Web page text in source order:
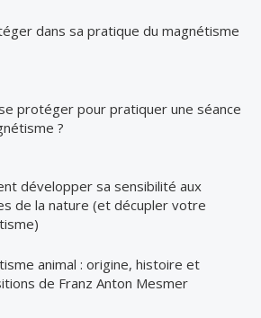
dans sa pratique du magnétisme
protéger pour pratiquer une séance
?
développer sa sensibilité aux
de la nature (et décupler votre
animal : origine, histoire et
de Franz Anton Mesmer